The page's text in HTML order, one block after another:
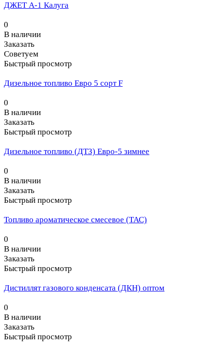
ДЖЕТ А-1 Калуга
0
В наличии
Заказать
Советуем
Быстрый просмотр
Дизельное топливо Евро 5 сорт F
0
В наличии
Заказать
Быстрый просмотр
Дизельное топливо (ДТЗ) Евро-5 зимнее
0
В наличии
Заказать
Быстрый просмотр
Топливо ароматическое смесевое (ТАС)
0
В наличии
Заказать
Быстрый просмотр
Дистиллят газового конденсата (ДКН) оптом
0
В наличии
Заказать
Быстрый просмотр